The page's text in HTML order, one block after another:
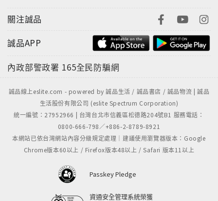
個拿著鋤頭鋤草，一個撒培養土，有時少年附在母親耳
邊低語，原來她幾乎聽不見，他們好像不屬於這世界，
從心靈的一角剪下來的。
〈最後的櫻木花道〉
他們穿越能高古道，從霧社上山，在中央山脈能高鞍部
一帶搜索，一直往花蓮的方向仔細尋找，沿途風景清奇
美絕，古棧道與木造山屋充滿古意，清晨的山鑾被雲海
環繞，恍如仙山，怪不得泰雅相信山靈。
關注誠品
誠品APP
內政部警政署 165全民防騙網
誠品線上eslite.com - powered by 誠品生活 / 誠品書店 / 誠品物流 | 誠品
生活股份有限公司 (eslite Spectrum Corporation)
統一編號：27952966 | 台灣台北市信義區松德路204號B1 服務電話：
0800-666-798／+886-2-8789-8921
本網站已依台灣網站內容分級規定處理｜建議使用瀏覽器版本：Google
Chrome版本60以上 / Firefox版本48以上 / Safari 版本11以上
Passkey Pledge
資通安全管理系統榮獲